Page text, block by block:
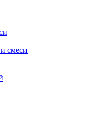
смеси